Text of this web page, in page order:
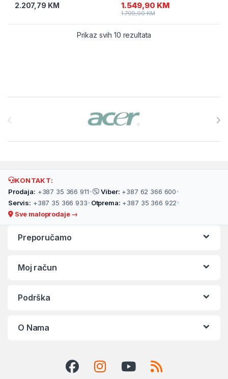
2.207,79 KM 1.549,90 KM
1.799,00KM
Prikaz svih 10 rezultata
KONTAKT:
Prodaja: +387 35 366 911• Viber: +387 62 366 600•
Servis: +387 35 366 933• Otprema: +387 35 366 922•
Sve maloprodaje →
Preporučamo
Moj račun
Podrška
O Nama